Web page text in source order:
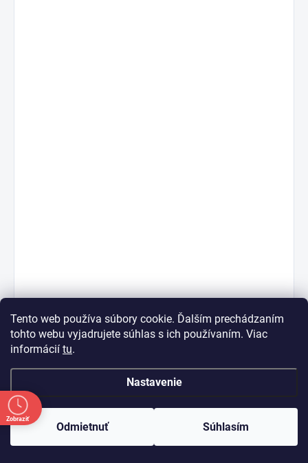
Tento web používa súbory cookie. Ďalším prechádzaním
tohto webu vyjadrujete súhlas s ich používaním. Viac
informácií tu.
Nastavenie
Odmietnuť Súhlasím
31. 8. každú sobotu predajňa zatvorená.
Ďakujeme za pochopenie a tešíme sa na vašu
2.predstavenie
Zobraziť